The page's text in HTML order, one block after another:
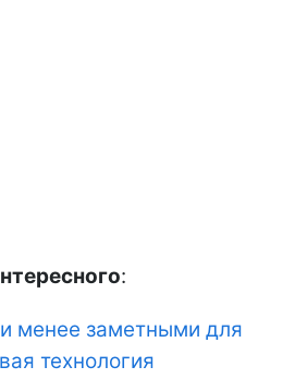
:
менее заметными для
технология